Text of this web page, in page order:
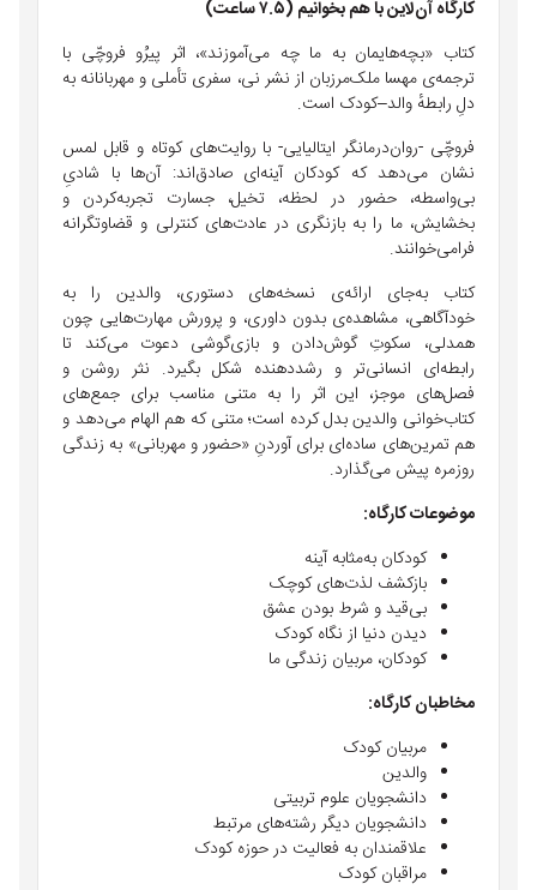
کارگاه آن‌لاین با هم بخوانیم (۷.۵ ساعت)
کتاب «بچه‌هایمان به ما چه می‌آموزند»، اثر پیرُو فروچّی با
ترجمه‌ی مهسا ملک‌مرزبان از نشر نی، سفری تأملی و مهربانانه به
دلِ رابطهٔ والد–کودک است.
فروچّی -روان‌درمانگر ایتالیایی- با روایت‌های کوتاه و قابل لمس
نشان می‌دهد که کودکان آینه‌ای صادق‌اند: آن‌ها با شادیِ
بی‌واسطه، حضور در لحظه، تخیل، جسارت تجربه‌کردن و
بخشایش، ما را به بازنگری در عادت‌های کنترلی و قضاوتگرانه
فرامی‌خوانند.
کتاب به‌جای ارائه‌ی نسخه‌های دستوری، والدین را به
خودآگاهی، مشاهده‌ی بدون داوری، و پرورش مهارت‌هایی چون
همدلی، سکوتِ گوش‌دادن و بازی‌گوشی دعوت می‌کند تا
رابطه‌ای انسانی‌تر و رشددهنده شکل بگیرد. نثر روشن و
فصل‌های موجز، این اثر را به متنی مناسب برای جمع‌های
کتاب‌خوانی والدین بدل کرده است؛ متنی که هم الهام می‌دهد و
هم تمرین‌های ساده‌ای برای آوردنِ «حضور و مهربانی» به زندگی
روزمره پیش می‌گذارد.
موضوعات کارگاه:
کودکان به‌مثابه آینه‌
بازکشف لذت‌های کوچک
بی‌قید و شرط بودن عشق
دیدن دنیا از نگاه کودک
کودکان، مربیان زندگی ما
مخاطبان کارگاه:
مربیان کودک
والدین
دانشجویان علوم تربیتی
دانشجویان دیگر رشته‌های مرتبط
علاقمندان به فعالیت در حوزه کودک
مراقبان کودک